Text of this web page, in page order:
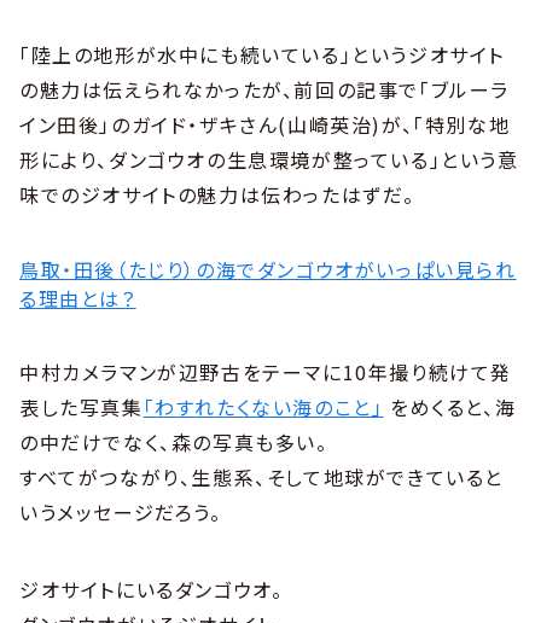
「陸上の地形が水中にも続いている」というジオサイト
の魅力は伝えられなかったが、前回の記事で「ブルーラ
イン田後」のガイド・ザキさん(山崎英治)が、「特別な地
形により、ダンゴウオの生息環境が整っている」という意
味でのジオサイトの魅力は伝わったはずだ。
鳥取・田後（たじり）の海でダンゴウオがいっぱい見られ
る理由とは？
中村カメラマンが辺野古をテーマに10年撮り続けて発
表した写真集 「わすれたくない海のこと」 をめくると、海
の中だけでなく、森の写真も多い。
すべてがつながり、生態系、そして地球ができていると
いうメッセージだろう。
ジオサイトにいるダンゴウオ。